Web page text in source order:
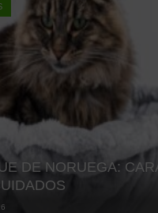
DE NORUEGA: